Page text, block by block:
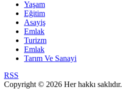
Yaşam
Eğitim
Asayiş
Emlak
Turizm
Emlak
Tarım Ve Sanayi
RSS
Copyright © 2026 Her hakkı saklıdır.